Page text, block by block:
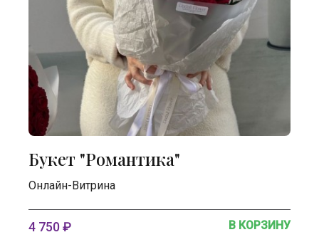
Букет "Романтика"
Онлайн-Витрина
4 750 ₽ В КОРЗИНУ